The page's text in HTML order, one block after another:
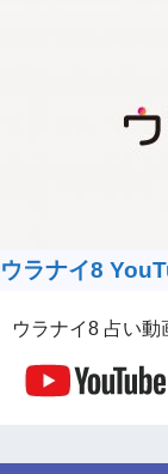
ウラナイ8
ウラナイ8 占い動